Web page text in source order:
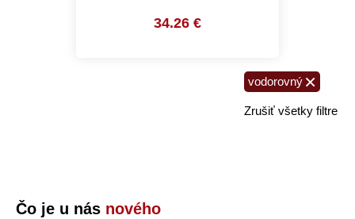
34.26 €
vodorovný ×
Zrušiť všetky filtre
Čo je u nás nového